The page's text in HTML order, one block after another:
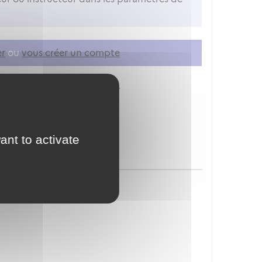
to activate
ou vous créer un compte
à vos services en ligne.